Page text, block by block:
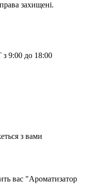
захищені.
9:00 до 18:00
з вами
вас "Ароматизатор